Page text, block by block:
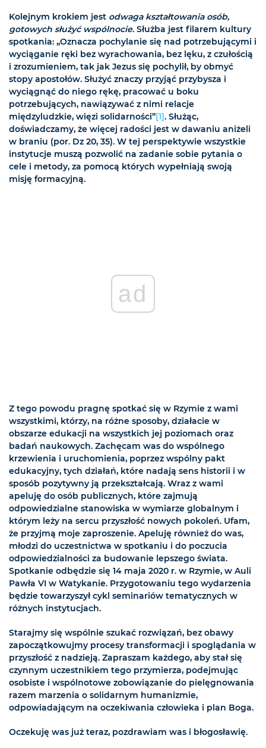
Kolejnym krokiem jest odwaga kształtowania osób,
gotowych służyć wspólnocie. Służba jest filarem kultury
spotkania: „Oznacza pochylanie się nad potrzebującymi i
wyciąganie ręki bez wyrachowania, bez lęku, z czułością
i zrozumieniem, tak jak Jezus się pochylił, by obmyć
stopy apostołów. Służyć znaczy przyjąć przybysza i
wyciągnąć do niego rękę, pracować u boku
potrzebujących, nawiązywać z nimi relacje
międzyludzkie, więzi solidarności”[1]. Służąc,
doświadczamy, że więcej radości jest w dawaniu aniżeli
w braniu (por. Dz 20, 35). W tej perspektywie wszystkie
instytucje muszą pozwolić na zadanie sobie pytania o
cele i metody, za pomocą których wypełniają swoją
misję formacyjną.
ad
Z tego powodu pragnę spotkać się w Rzymie z wami
wszystkimi, którzy, na różne sposoby, działacie w
obszarze edukacji na wszystkich jej poziomach oraz
badań naukowych. Zachęcam was do wspólnego
krzewienia i uruchomienia, poprzez wspólny pakt
edukacyjny, tych działań, które nadają sens historii i w
sposób pozytywny ją przekształcają. Wraz z wami
apeluję do osób publicznych, które zajmują
odpowiedzialne stanowiska w wymiarze globalnym i
którym leży na sercu przyszłość nowych pokoleń. Ufam,
że przyjmą moje zaproszenie. Apeluję również do was,
młodzi do uczestnictwa w spotkaniu i do poczucia
odpowiedzialności za budowanie lepszego świata.
Spotkanie odbędzie się 14 maja 2020 r. w Rzymie, w Auli
Pawła VI w Watykanie. Przygotowaniu tego wydarzenia
będzie towarzyszył cykl seminariów tematycznych w
różnych instytucjach.
Starajmy się wspólnie szukać rozwiązań, bez obawy
zapoczątkowujmy procesy transformacji i spoglądania w
przyszłość z nadzieją. Zapraszam każdego, aby stał się
czynnym uczestnikiem tego przymierza, podejmując
osobiste i wspólnotowe zobowiązanie do pielęgnowania
razem marzenia o solidarnym humanizmie,
odpowiadającym na oczekiwania człowieka i plan Boga.
Oczekuję was już teraz, pozdrawiam was i błogosławię.